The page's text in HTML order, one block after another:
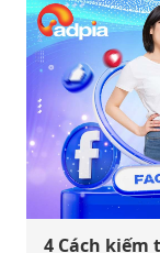
4 Cách kiếm